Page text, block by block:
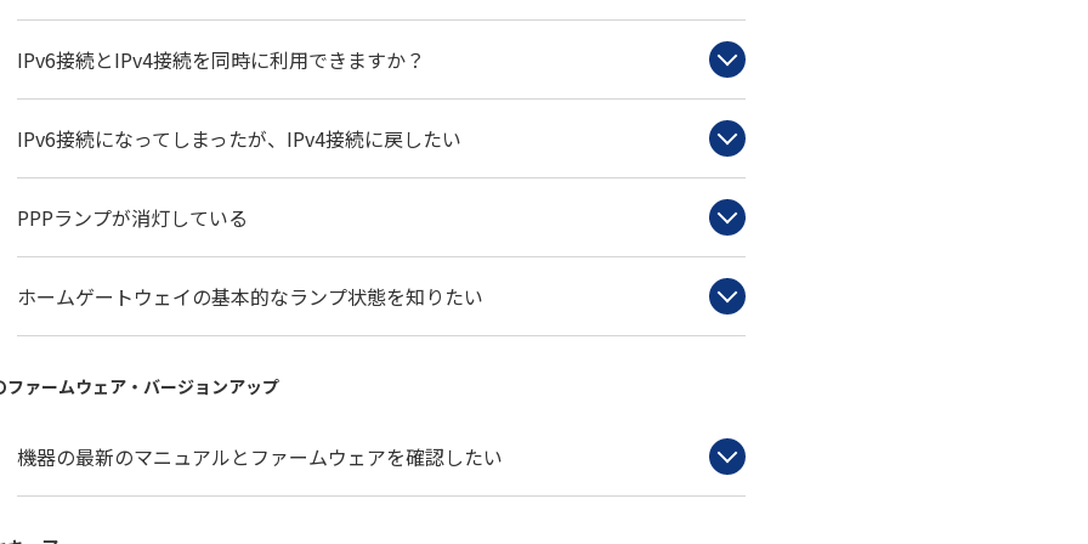
IPv6接続とIPv4接続を同時に利用できますか？
IPv6接続になってしまったが、IPv4接続に戻したい
PPPランプが消灯している
ホームゲートウェイの基本的なランプ状態を知りたい
ファームウェア・バージョンアップ
機器の最新のマニュアルとファームウェアを確認したい